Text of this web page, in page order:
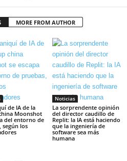
MORE FROM AUTHOR
de IA de la
Moonshot
del entorno de
según los
Noticias
La sorprendente opinión
del director caudillo de
Replit: la IA está haciendo
que la ingeniería de
software sea más
humana